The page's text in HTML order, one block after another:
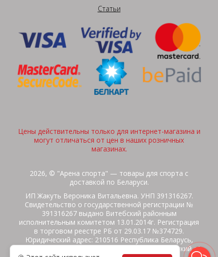
Статьи
Цены действительны только для интернет-магазина и
могут отличаться от цен в наших розничных
магазинах.
2026, © "Арена спорта" — товары для спорта с
доставкой по Беларуси.
ИП Жакуть Вероника Витальевна. УНП 391316267.
Свидетельство о государственной регистрации №
391316267 выдано Витебский районным
исполнительным комитетом 13.01.2014г. Регистрация
в торговом реестре РБ от 29.03.17 №374729.
Юридический адрес: 210516 Республика Беларусь,
Витебская область, Витебский район, Бабиничский с/